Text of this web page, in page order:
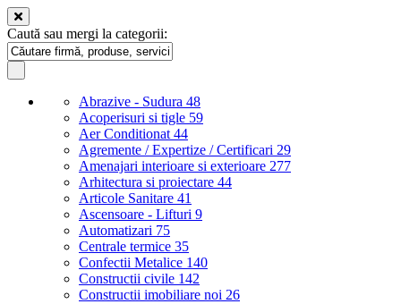
Caută sau mergi la categorii:
Abrazive - Sudura 48
Acoperisuri si tigle 59
Aer Conditionat 44
Agremente / Expertize / Certificari 29
Amenajari interioare si exterioare 277
Arhitectura si proiectare 44
Articole Sanitare 41
Ascensoare - Lifturi 9
Automatizari 75
Centrale termice 35
Confectii Metalice 140
Constructii civile 142
Constructii imobiliare noi 26